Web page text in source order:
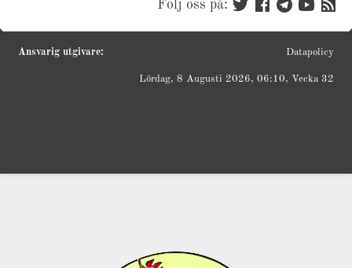
Följ oss på:
Ansvarig utgivare: Datapolicy
Lördag, 8 Augusti 2026, 06:10, Vecka 32